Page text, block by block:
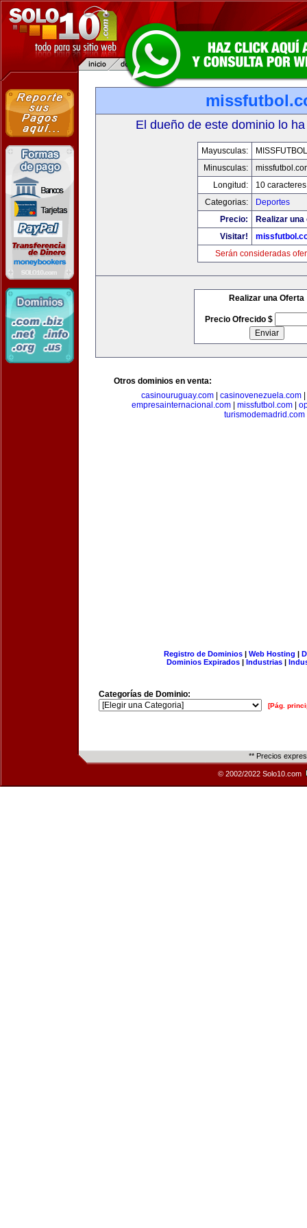
El dueño de este dominio lo
Mayusculas:
Minusculas:
Longitud:
10 caracteres
Categorias:
Deportes
Precio:
Realizar
Visitar!
Serán consideradas
Realizar una Oferta
Precio Ofrecido $
Otros dominios en venta:
casinouruguay.com| casinovenezuela.com|
empresainternacional.com| missfutbol.com|
turismodemadrid.com
Registro de Dominios| Web Hosting |
Dominios Expirados | Industrias |
Categorías de Dominio:
[Pág.
** Precios
© 2002/2022 Solo10.com